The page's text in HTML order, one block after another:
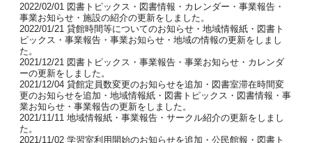
2022/02/01 図書トピックス・図書情報・カレンダー・事業報告・
事業お知らせ・施設の紹介の更新をしました。
2022/01/21 貸館時間等についてのお知らせ・地域情報紙・図書ト
ピックス・事業報告・事業お知らせ・地域の情報の更新をしまし
た。
2021/12/21 図書トピックス・事業報告・事業お知らせ・カレンダ
ーの更新をしました。
2021/12/04 貸館定員数変更のお知らせを追加・図書室滞在時間変
更のお知らせを追加・地域情報紙・図書トピックス・図書情報・事
業お知らせ・事業報告の更新をしました。
2021/11/11 地域情報紙・事業報告・サークル紹介の更新をしまし
た。
2021/11/02 学習室利用開始のお知らせを追加・公民館報・図書ト